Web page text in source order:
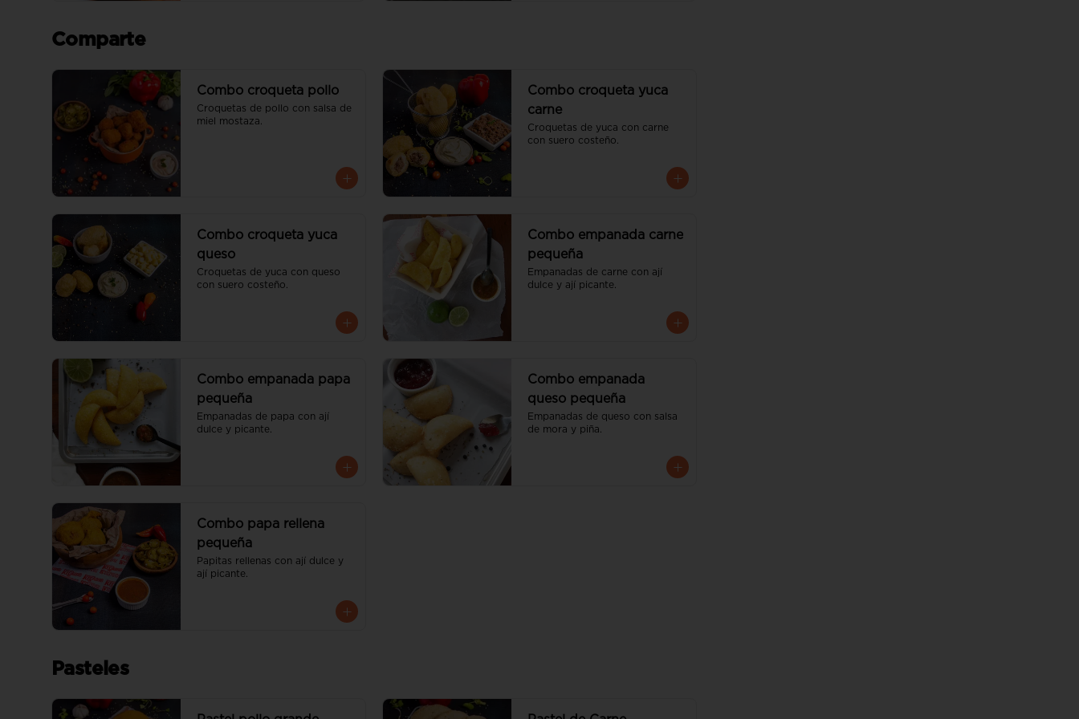
Comparte
Combo croqueta pollo
Croquetas de pollo con salsa de
miel mostaza.
Combo croqueta yuca
carne
Croquetas de yuca con carne
con suero costeño.
Combo croqueta yuca
queso
Croquetas de yuca con queso
con suero costeño.
Combo empanada carne
pequeña
Empanadas de carne con ají
dulce y ají picante.
Combo empanada papa
pequeña
Empanadas de papa con ají
dulce y picante.
Combo empanada
queso pequeña
Empanadas de queso con salsa
de mora y piña.
Combo papa rellena
pequeña
Papitas rellenas con ají dulce y
ají picante.
Pasteles